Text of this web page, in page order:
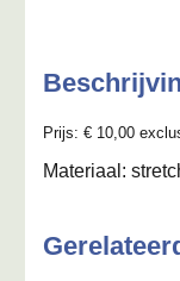
Contact
Prijs: € 10,00
Materiaal: